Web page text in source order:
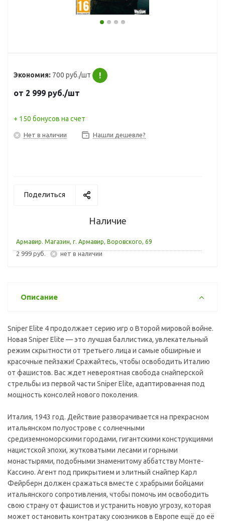
Экономия: 700 руб./шт
!
от 2 999 руб./шт
+ 150 бонусов на счет
Нет в наличии Нашли дешевле?
Поделиться
Наличие
Армавир. Магазин, г. Армавир, Воровского, 69
2 999 руб. Нет в наличии
Описание
Sniper Elite 4 продолжает серию игр о Второй мировой войне.
Новая Sniper Elite — это лучшая баллистика, увлекательный
режим скрытности от третьего лица и самые обширные и
красочные пейзажи! Сражайтесь, чтобы освободить Италию
от фашистов. Вас ждет невероятная свобода снайперской
стрельбы из первой части Sniper Elite, адаптированная под
мощность консолей нового поколения.
Италия, 1943 год. Действие разворачивается на прекрасном
итальянском полуострове с солнечными
средиземноморскими городами, гигантскими конструкциями
нацистской эпохи, жутковатыми лесами и горными
монастырями, подобными знаменитому аббатству Монте-
Кассино. Агент под прикрытием и элитный снайпер Карл
Фейрберн должен сражаться вместе с храбрыми бойцами
итальянского сопротивления, чтобы помочь им освободить
свою страну от фашистов и устранить новую угрозу, которая
может остановить контратаку союзников в Европе ещё до её